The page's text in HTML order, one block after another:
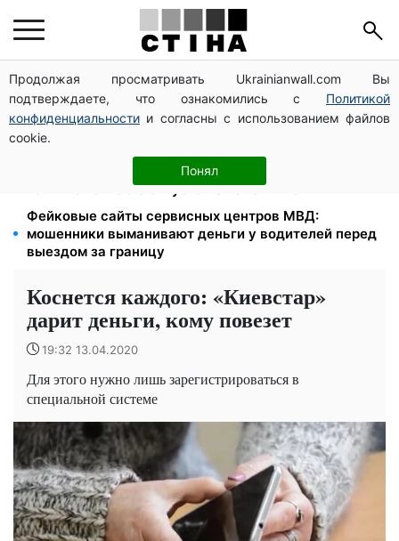
Продолжая просматривать Ukrainianwall.com Вы
подтверждаете, что ознакомились с Политикой
конфиденциальности и согласны с использованием файлов
cookie.
Понял
Тарифы Киевстар и Vodafone подешевели до 50%:
сколько стоит связь в августе
До 19 400 грн на дрова: ПФУ принимает заявления
на субсидию для владельцев печного отопления
Бензин от 77,90 грн, дизель до 97,90: цены на
топливо на АЗС 8 августа не изменились
Фейковые сайты сервисных центров МВД:
мошенники выманивают деньги у водителей перед
выездом за границу
Коснется каждого: «Киевстар»
дарит деньги, кому повезет
19:32 13.04.2020
Для этого нужно лишь зарегистрироваться в
специальной системе